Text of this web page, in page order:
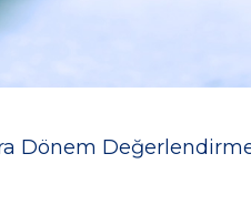
Dönem Değerlendirme